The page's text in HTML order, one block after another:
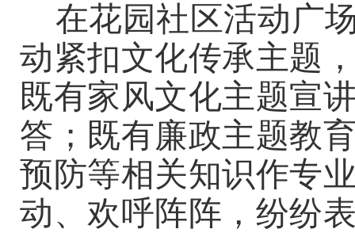
在花园社区活动广
动紧扣文化传承主题
既有家风文化主题宣
答；既有廉政主题教
预防等相关知识作专
动、欢呼阵阵，纷纷